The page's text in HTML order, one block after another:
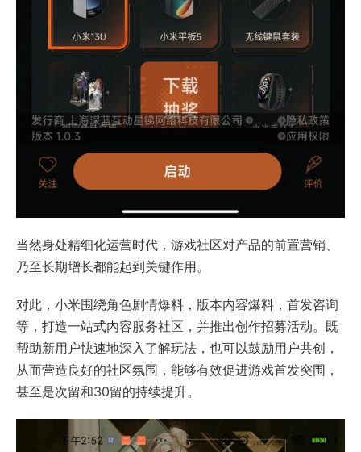
当然身处精细化运营时代，游戏社区对产品的前置营销、
乃至长期增长都能起到关键作用。
对此，小米围绕角色剧情爆料，版本内容爆料，首发咨询
等，打造一站式内容服务社区，并推出创作招募活动。既
帮助新用户快速地深入了解玩法，也可以鼓励用户共创，
从而营造良好的社区氛围，能够有效促进游戏首发突围，
甚至是次留和30留的持续提升。